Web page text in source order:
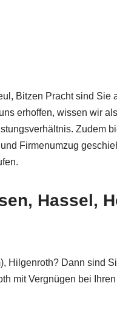
Bitzen Pracht sind Sie
erhoffen, wissen wir
Zudem
Firmenumzug
Hassel,
Hilgenroth? Dann sind
mit Vergnügen bei